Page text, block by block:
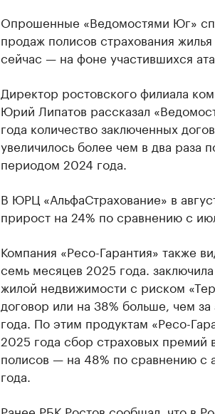
Опрошенные «Ведомостями Юг»
продаж полисов страхования
сейчас — на фоне участившихся
Директор ростовского филиала
Юрий Липатов рассказал
года количество заключенных
увеличилось более чем в два раза
периодом 2024 года.
В ЮРЦ «АльфаСтрахование» в
прирост на 24% по сравнению с
Компания «Ресо-Гарантия» также
семь месяцев 2025 года.
жилой недвижимости с риском
договор или на 38% больше, чем
года. По этим продуктам «Ресо-
2025 года сбор страховых премий
полисов — на 48% по сравнению
года.